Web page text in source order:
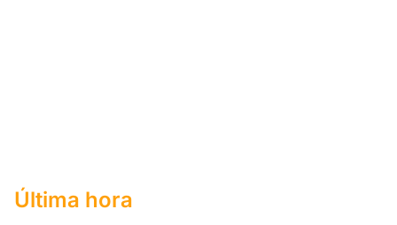
Última hora